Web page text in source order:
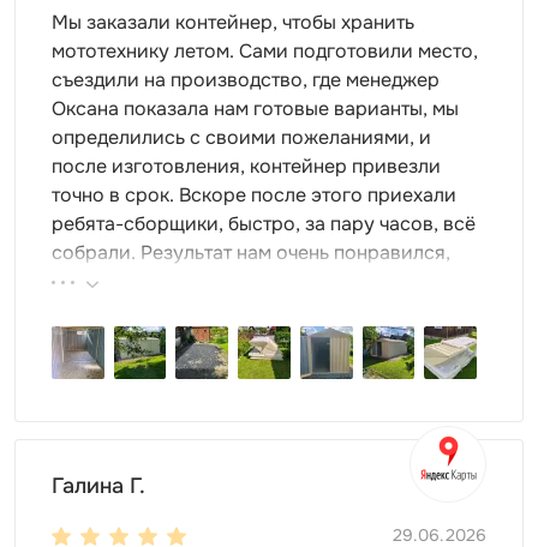
Одним из лучших свойств контейнера является его
установочный сборно-разборный метод. В любой
момент времени, при необходимости, можно
разобрать контейнер и перенести его в другое место,
при этом не теряя никаких эксплуатационных
характеристик.
Также Контейнеры SKOGGY обладают хорошей
герметичностью и не боятся воды. На каждом из них
установлены водостоки, которые позволяют не
скапливаться воде и с помощью выступа избавляются
от нее за 10 см от самой конструкции.
Мы заказали контейнер, чтобы хранить
мототехнику летом. Сами подготовили место,
съездили на производство, где менеджер
Оксана показала нам готовые варианты, мы
определились с своими пожеланиями, и
после изготовления, контейнер привезли
точно в срок. Вскоре после этого приехали
ребята-сборщики, быстро, за пару часов, всё
собрали. Результат нам очень понравился,
поэтому всем советуем эту фирму.
Галина Г.
29.06.2026